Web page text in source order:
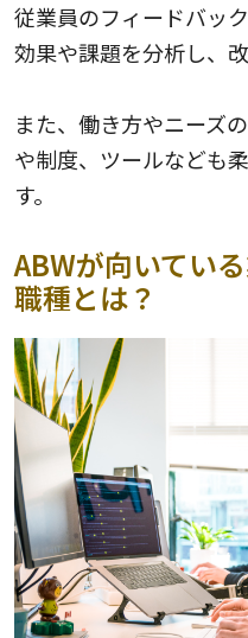
従業員のフィードバッ
効果や課題を分析し、
また、働き方やニーズ
や制度、ツールなども
す。
ABWが向いてい
職種とは？